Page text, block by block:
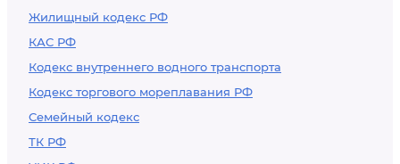
Жилищный кодекс РФ
КАС РФ
Кодекс внутреннего водного транспорта
Кодекс торгового мореплавания РФ
Семейный кодекс
ТК РФ